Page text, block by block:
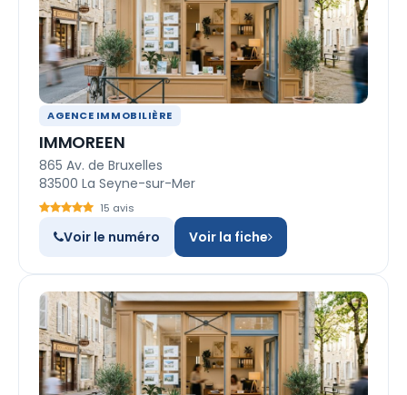
AGENCE IMMOBILIÈRE
IMMOREEN
865 Av. de Bruxelles
83500 La Seyne-sur-Mer
15 avis
Voir le numéro Voir la fiche